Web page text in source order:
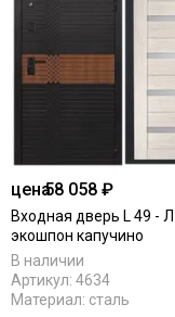
цена58 058 ₽
Входная дверь L 49 -
экошпон капучино
В наличии
Артикул: 4634
Материал: сталь